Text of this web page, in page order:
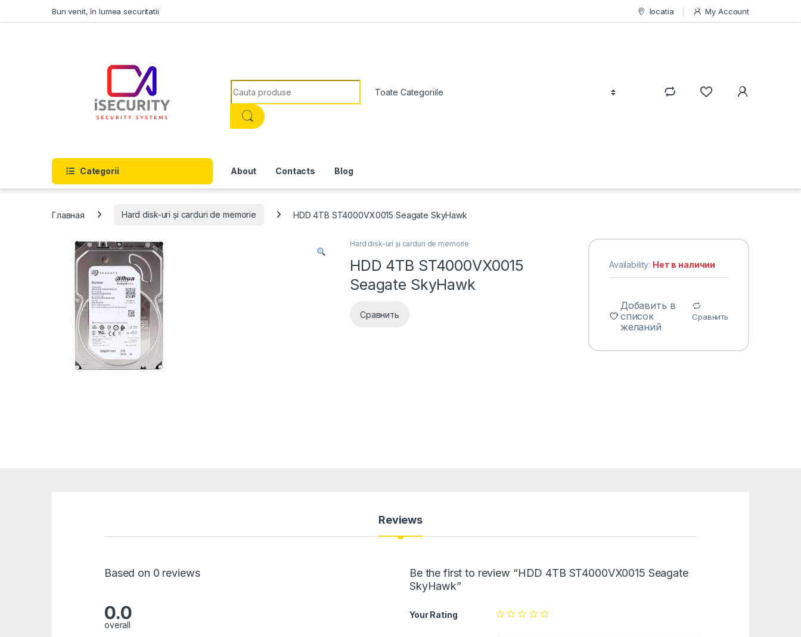
Bun venit, în lumea securitatii locatia My Account
Search for:
Categorii About Contacts Blog
Главная Hard disk-uri și carduri de memorie HDD 4TB ST4000VX0015 Seagate SkyHawk
Hard disk-uri și carduri de memorie
HDD 4TB ST4000VX0015
Seagate SkyHawk
Сравнить
Availability: Нет в наличии
Добавить в
список
желаний
Сравнить
Reviews
Based on 0 reviews
0.0
overall
Be the first to review “HDD 4TB ST4000VX0015 Seagate
SkyHawk”
Your Rating